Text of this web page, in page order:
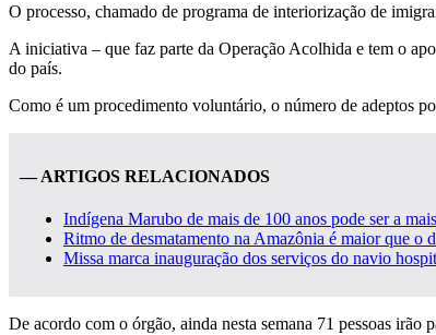
O processo, chamado de programa de interiorização de
A iniciativa – que faz parte da Operação Acolhida e tem o
do país.
Como é um procedimento voluntário, o número de adeptos
— ARTIGOS RELACIONADOS
Indígena Marubo de mais de 100 anos pode ser a
Ritmo de desmatamento na Amazônia é maior que o
Missa marca inauguração dos serviços do navio
De acordo com o órgão, ainda nesta semana 71 pessoas irão